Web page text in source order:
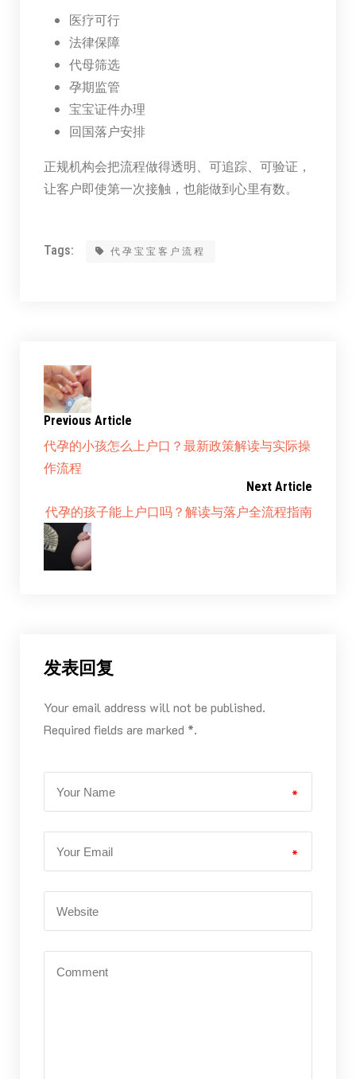
医疗可行
法律保障
代母筛选
孕期监管
宝宝证件办理
回国落户安排
正规机构会把流程做得透明、可追踪、可验证，
让客户即使第一次接触，也能做到心里有数。
Tags: 代孕宝宝客户流程
Previous Article
代孕的小孩怎么上户口？最新政策解读与实际操
作流程
Next Article
代孕的孩子能上户口吗？解读与落户全流程指南
发表回复
Your email address will not be published.
Required fields are marked *.
*
*